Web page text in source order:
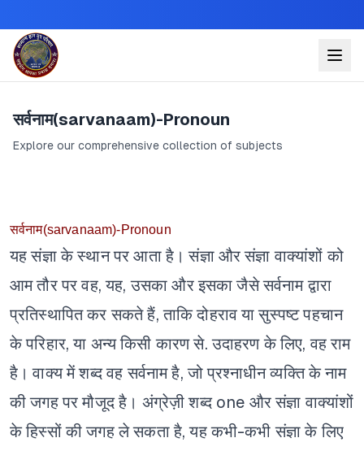
सर्वनाम(sarvanaam)-Pronoun
Explore our comprehensive collection of subjects
सर्वनाम(sarvanaam)-Pronoun
यह संज्ञा के स्थान पर आता है। संज्ञा और संज्ञा वाक्यांशों को
आम तौर पर वह, यह, उसका और इसका जैसे सर्वनाम द्वारा
प्रतिस्थापित कर सकते हैं, ताकि दोहराव या सुस्पष्ट पहचान
के परिहार, या अन्य किसी कारण से. उदाहरण के लिए, वह राम
है। वाक्य में शब्द वह सर्वनाम है, जो प्रश्नाधीन व्यक्ति के नाम
की जगह पर मौजूद है। अंग्रेज़ी शब्द one और संज्ञा वाक्यांशों
के हिस्सों की जगह ले सकता है, यह कभी-कभी संज्ञा के लिए